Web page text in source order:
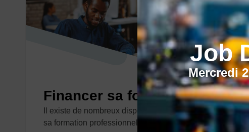
Job
Mercredi
Financer sa formation
Il existe de nombreux dispositifs pour financer
sa formation professionnelle.